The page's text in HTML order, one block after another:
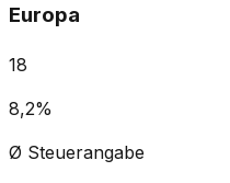
Europa
18
8,2%
Ø Steuerangabe